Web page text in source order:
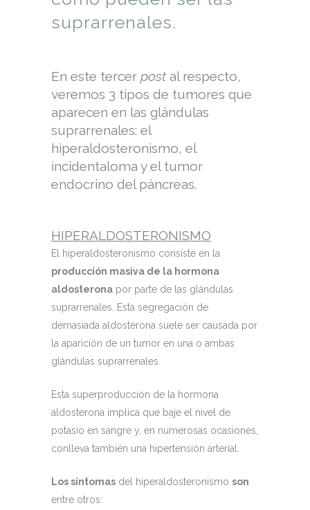
suprarrenales.
En este tercer post al respecto,
veremos 3 tipos de tumores que
aparecen en las glándulas
suprarrenales: el
hiperaldosteronismo, el
incidentaloma y el tumor
endocrino del páncreas.
HIPERALDOSTERONISMO
El hiperaldosteronismo consiste en la
producción masiva de la hormona
aldosterona por parte de las glándulas
suprarrenales. Esta segregación de
demasiada aldosterona suele ser causada por
la aparición de un tumor en una o ambas
glándulas suprarrenales.
Esta superproducción de la hormona
aldosterona implica que baje el nivel de
potasio en sangre y, en numerosas ocasiones,
conlleva también una hipertensión arterial.
Los síntomas del hiperaldosteronismo son
entre otros: